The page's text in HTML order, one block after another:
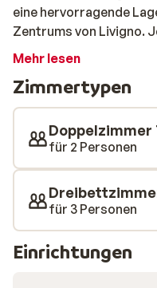
eine hervorragende
Zentrums von Livigno.
einem reichhaltigen
eigenen Balkon haben
auf die umliegenden
Mehr lesen
Zimmertypen
Doppelzimmer
für 2 Personen
für 3 Personen
Einrichtungen